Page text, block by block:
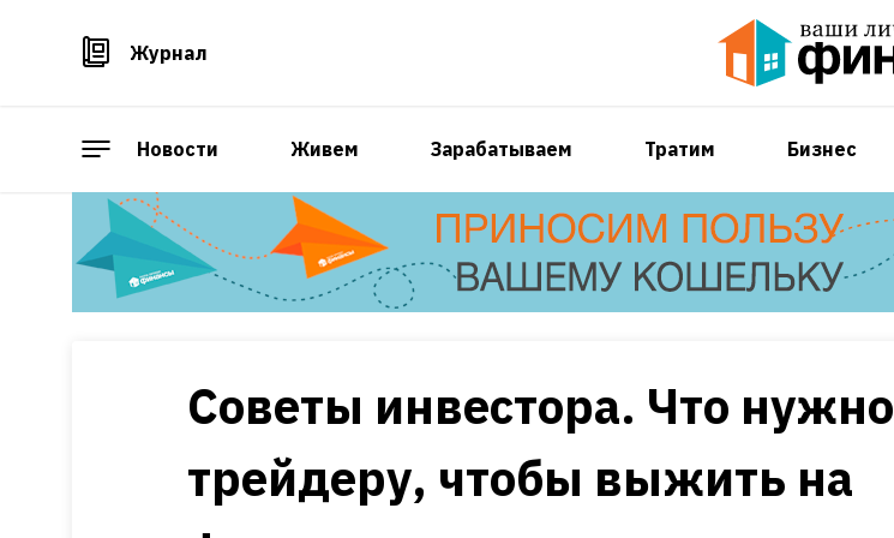
Журнал
Новости Живем Зарабатываем Тратим Бизнес
Советы инвестора. Что нужно
трейдеру, чтобы выжить на